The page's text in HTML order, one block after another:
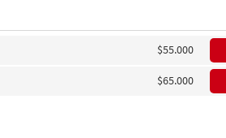
$55.000
$65.000